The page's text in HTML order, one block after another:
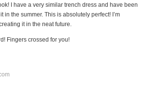
I have a very similar trench dress and have been
in the summer. This is absolutely perfect! I’m
it in the neat future.
Fingers crossed for you!